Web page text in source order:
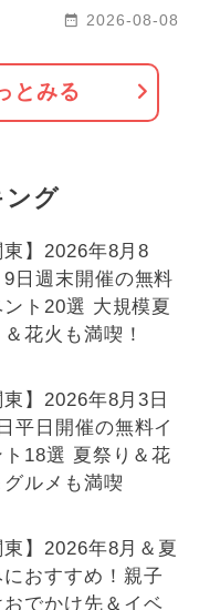
2026-08-08
とみる
ング
東】2026年8月8
9日週末開催の無料
ント20選 大規模夏
花火も満喫！
東】2026年8月3日
平日開催の無料イ
ト18選 夏祭り＆花
グルメも満喫
東】2026年8月＆夏
おすすめ！親子
おでかけ先＆イベ